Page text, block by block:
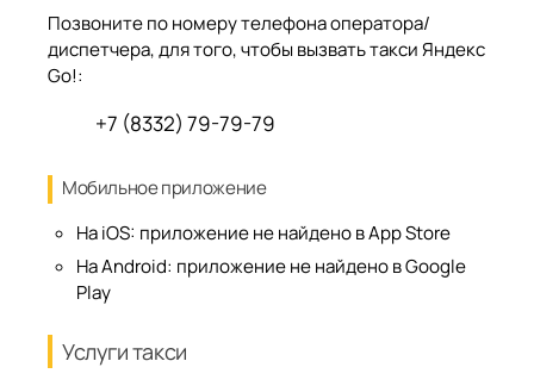
Позвоните по номеру телефона оператора/
диспетчера, для того, чтобы вызвать такси Яндекс
Go!:
+7 (8332) 79-79-79
Мобильное приложение
На iOS: приложение не найдено в App Store
На Android: приложение не найдено в Google
Play
Услуги такси